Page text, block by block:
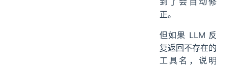
正。
但如果 LLM 反
复返回不存在的
工具名，说明